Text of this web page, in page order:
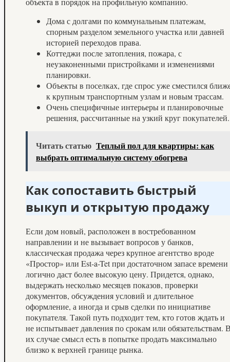
Дома с долгами по коммунальным платежам,
спорным разделом земельного участка или давней
историей переходов права.
Коттеджи после затопления, пожара, с
неузаконенными пристройками и изменениями
планировки.
Объекты в поселках, где спрос уже сместился
к крупным транспортным узлам и новым трассам.
Очень специфичные интерьеры и планировочные
решения, рассчитанные на узкий круг покупателей.
Читать статью Теплый пол для квартиры: как
выбрать оптимальную систему обогрева
Как сопоставить быстрый
выкуп и открытую продажу
Если дом новый, расположен в востребованном
направлении и не вызывает вопросов у банков,
классическая продажа через крупное агентство вроде
«Простор» или Est-a-Tet при достаточном запасе времени
логично даст более высокую цену. Придется, однако,
выдержать несколько месяцев показов, проверки
документов, обсуждения условий и длительное
оформление, а иногда и срыв сделки по инициативе
покупателя. Такой путь подходит тем, кто готов ждать и
не испытывает давления по срокам или обязательствам.
их случае смысл есть в попытке продать максимально
близко к верхней границе рынка.